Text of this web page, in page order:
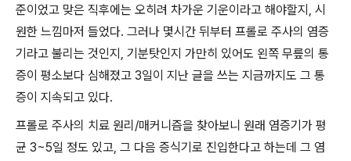
준이었고 맞은 직후에는 오히려 차가운 기운이라고 해야할지, 시
원한 느낌마저 들었다. 그러나 몇시간 뒤부터 프롤로 주사의 염증
기라고 불리는 것인지, 기분탓인지 가만히 있어도 왼쪽 무릎의 통
증이 평소보다 심해졌고 3일이 지난 글을 쓰는 지금까지도 그 통
증이 지속되고 있다.
프롤로 주사의 치료 원리/매커니즘을 찾아보니 원래 염증기가 평
균 3~5일 정도 있고, 그 다음 증식기로 진입한다고 하는데 그 염